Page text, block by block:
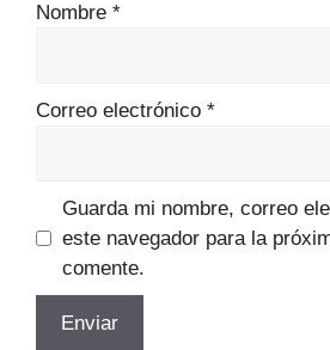
Nombre *
Correo electrónico *
Guarda mi nombre, correo
este navegador para la
comente.